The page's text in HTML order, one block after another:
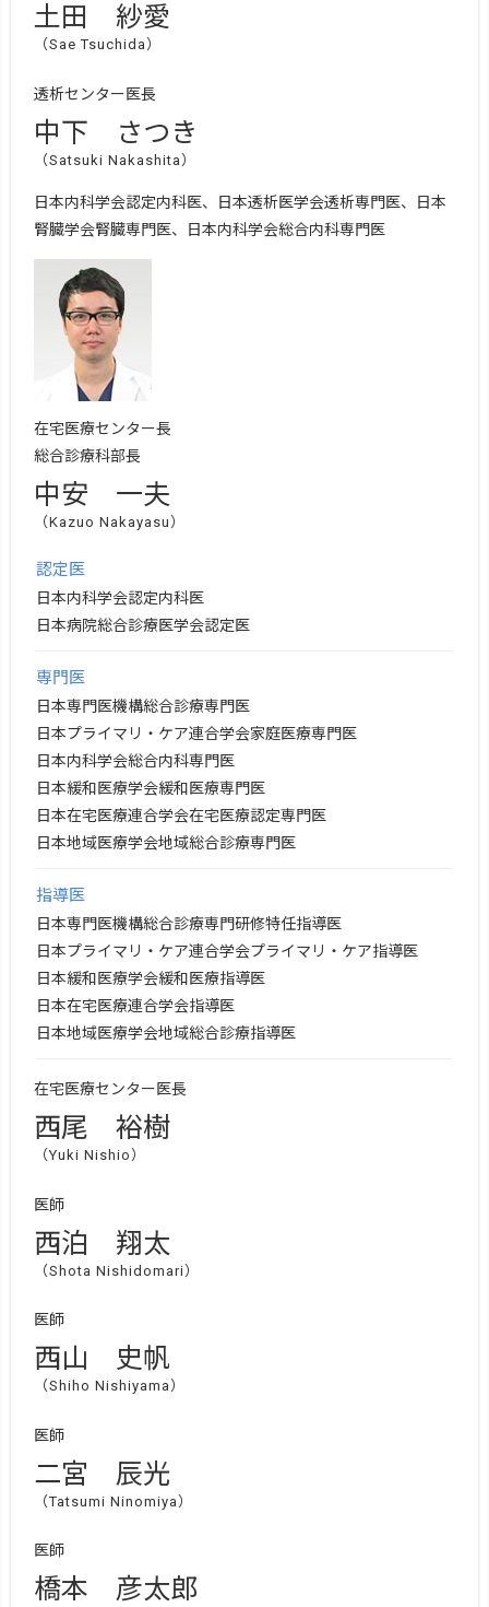
土田 紗愛
（Sae Tsuchida）
透析センター医長
中下 さつき
（Satsuki Nakashita）
日本内科学会認定内科医、日本透析医学会透析専門医、日本
腎臓学会腎臓専門医、日本内科学会総合内科専門医
在宅医療センター長
総合診療科部長
中安 一夫
（Kazuo Nakayasu）
認定医
日本内科学会認定内科医
日本病院総合診療医学会認定医
専門医
日本専門医機構総合診療専門医
日本プライマリ・ケア連合学会家庭医療専門医
日本内科学会総合内科専門医
日本緩和医療学会緩和医療専門医
日本在宅医療連合学会在宅医療認定専門医
日本地域医療学会地域総合診療専門医
指導医
日本専門医機構総合診療専門研修特任指導医
日本プライマリ・ケア連合学会プライマリ・ケア指導医
日本緩和医療学会緩和医療指導医
日本在宅医療連合学会指導医
日本地域医療学会地域総合診療指導医
在宅医療センター医長
西尾 裕樹
（Yuki Nishio）
医師
西泊 翔太
（Shota Nishidomari）
医師
西山 史帆
（Shiho Nishiyama）
医師
二宮 辰光
（Tatsumi Ninomiya）
医師
橋本 彦太郎